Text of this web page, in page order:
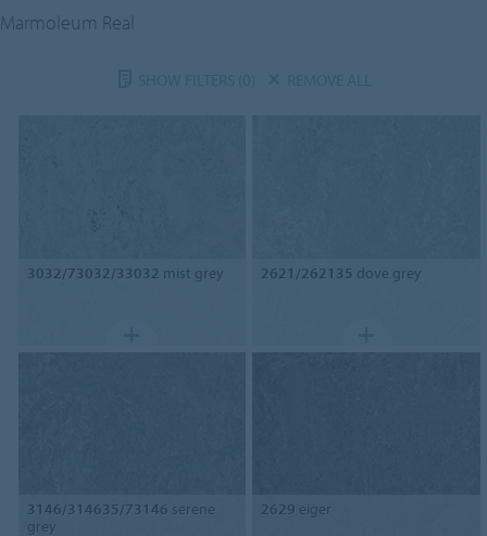
Marmoleum Real
3032/73032/33032 mist grey 2621/262135 dove grey
3146/314635/73146 serene
grey
2629 eiger